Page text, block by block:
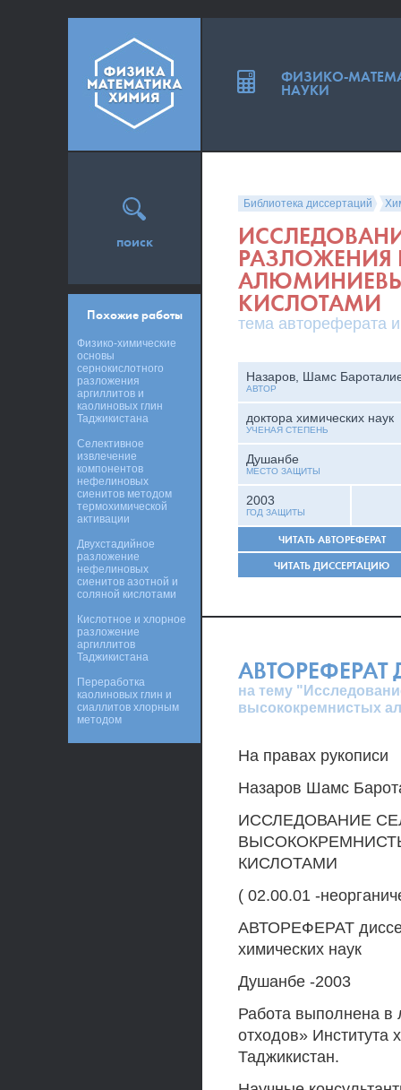
Библиотека диссертаций
КИСЛОТАМИ
тема автореферата
Назаров, Шамс
АВТОР
доктора химических наук
УЧЕНАЯ СТЕПЕНЬ
Душанбе
МЕСТО ЗАЩИТЫ
2003
ГОД ЗАЩИТЫ
ЧИТАТЬ АВТОРЕФЕРАТ
ЧИТАТЬ ДИССЕРТАЦИЮ
АВТОРЕФЕРАТ
на тему
высококремнистых
На правах рукописи
Назаров Шамс
ИССЛЕДОВАНИЕ
КИСЛОТАМИ
( 02.00.01 -
АВТОРЕФЕРАТ
химических наук
Душанбе -2003
Работа выполнена в
отходов»
Таджикистан.
поиск
Похожие работы
Физико-химические
основы
сернокислотного
разложения
аргиллитов и
каолиновых глин
Таджикистана
Селективное
извлечение
компонентов
нефелиновых
сиенитов методом
термохимической
активации
Двухстадийное
разложение
нефелиновых
сиенитов азотной и
соляной кислотами
Кислотное и хлорное
разложение
аргиллитов
Таджикистана
Переработка
каолиновых глин и
сиаллитов хлорным
методом
ФИЗИКО-
НАУКИ